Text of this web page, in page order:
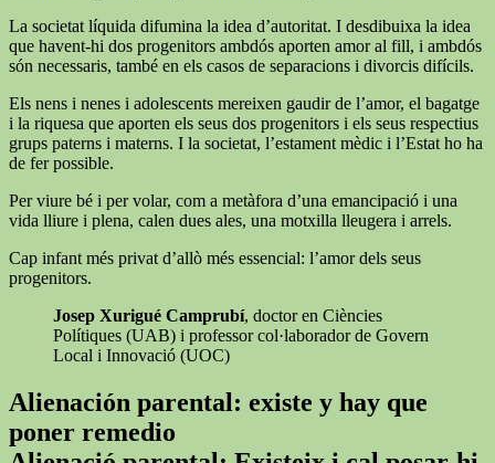
La societat líquida difumina la idea d’autoritat. I desdibuixa la idea
que havent-hi dos progenitors ambdós aporten amor al fill, i ambdós
són necessaris, també en els casos de separacions i divorcis difícils.
Els nens i nenes i adolescents mereixen gaudir de l’amor, el bagatge
i la riquesa que aporten els seus dos progenitors i els seus respectius
grups paterns i materns. I la societat, l’estament mèdic i l’Estat ho ha
de fer possible.
Per viure bé i per volar, com a metàfora d’una emancipació i una
vida lliure i plena, calen dues ales, una motxilla lleugera i arrels.
Cap infant més privat d’allò més essencial: l’amor dels seus
progenitors.
Josep Xurigué Camprubí, doctor en Ciències
Polítiques (UAB) i professor col·laborador de Govern
Local i Innovació (UOC)
Alienación parental: existe y hay que
poner remedio